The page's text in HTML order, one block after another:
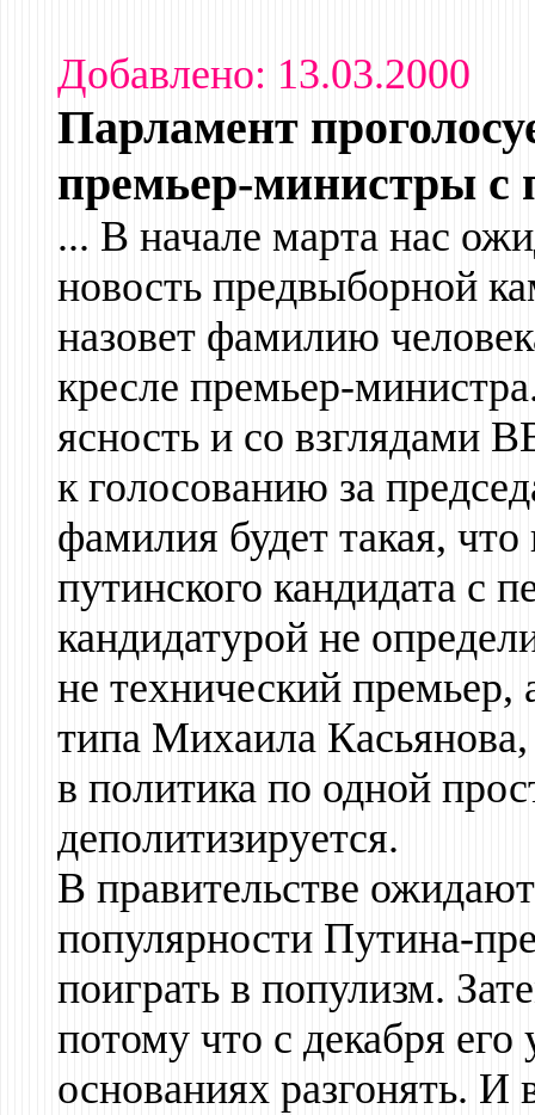
Добавлено: 13.03.2000
Парламент
премьер-министры с
... В начале марта нас
новость предвыборной
назовет фамилию
кресле премьер-
ясность и со взглядами
к голосованию за
фамилия будет такая,
путинского кандидата с
кандидатурой не
не технический
типа Михаила Касьянова,
в политика по одной
деполитизируется.
В правительстве
популярности Путина-
поиграть в популизм.
потому что с декабря
основаниях разгонять. И